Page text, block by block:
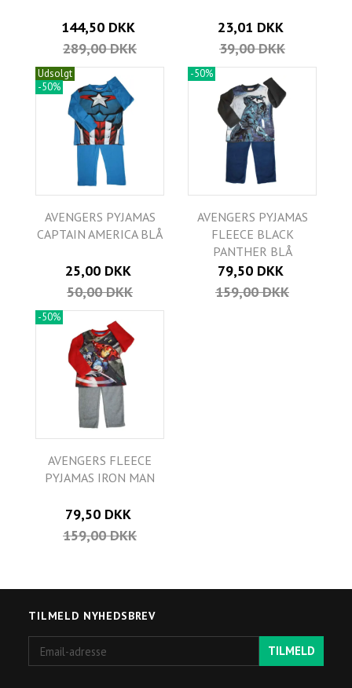
144,50 DKK
289,00 DKK
23,01 DKK
39,00 DKK
Udsolgt
-50%
AVENGERS PYJAMAS
CAPTAIN AMERICA BLÅ
25,00 DKK
50,00 DKK
-50%
AVENGERS PYJAMAS
FLEECE BLACK
PANTHER BLÅ
79,50 DKK
159,00 DKK
-50%
AVENGERS FLEECE
PYJAMAS IRON MAN
79,50 DKK
159,00 DKK
TILMELD NYHEDSBREV
adresse
TILMELD